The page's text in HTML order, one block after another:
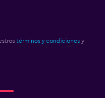
términos y condiciones y